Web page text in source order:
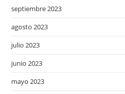
septiembre 2023
agosto 2023
julio 2023
junio 2023
mayo 2023